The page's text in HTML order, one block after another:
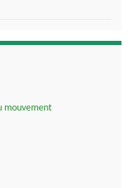
mouvement